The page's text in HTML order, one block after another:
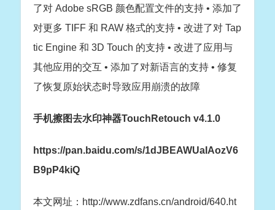
了对 Adobe sRGB 颜色配置文件的支持 • 添加了
对更多 TIFF 和 RAW 格式的支持 • 改进了对 Tap
tic Engine 和 3D Touch 的支持 • 改进了应用与
其他应用的交互 • 添加了对新语言的支持 • 修复
了恢复原始状态时导致应用崩溃的故障
手机擦图去水印神器TouchRetouch v4.1.0
https://pan.baidu.com/s/1dJBEAWUaIAozV6
B9pP4kiQ
本文网址：http://www.zdfans.cn/android/640.ht